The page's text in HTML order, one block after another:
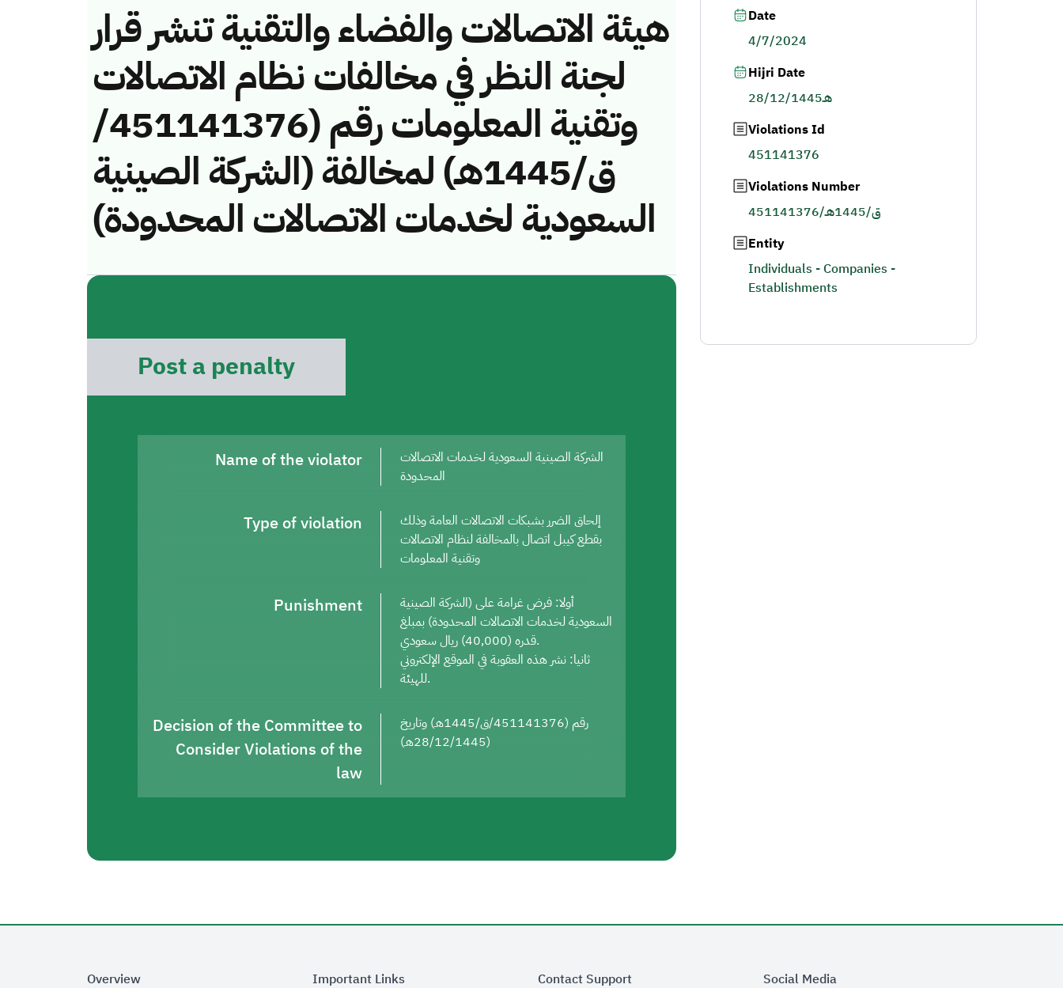
هيئة الاتصالات والفضاء والتقنية تنشر قرار
لجنة النظر في مخالفات نظام الاتصالات
وتقنية المعلومات رقم (451141376/
ق/1445هـ) لمخالفة (الشركة الصينية
السعودية لخدمات الاتصالات المحدودة)
Post a penalty
Name of the violator
الشركة الصينية السعودية لخدمات الاتصالات
المحدودة
Type of violation
إلحاق الضرر بشبكات الاتصالات العامة وذلك
بقطع كيبل اتصال بالمخالفة لنظام الاتصالات
وتقنية المعلومات
Punishment
أولا: فرض غرامة على (الشركة الصينية
السعودية لخدمات الاتصالات المحدودة) بمبلغ
قدره (40,000) ريال سعودي.
ثانيا: نشر هذه العقوبة في الموقع الإلكتروني
للهيئة.
Decision of the Committee to
Consider Violations of the
law
رقم (451141376/ق/1445هـ) وتاريخ
(28/12/1445هـ)
Date
4/7/2024
Hijri Date
28/12/1445هـ
Violations Id
451141376
Violations Number
451141376/ق/1445هـ
Entity
Individuals - Companies -
Establishments
Overview Important Links Contact Support Social Media